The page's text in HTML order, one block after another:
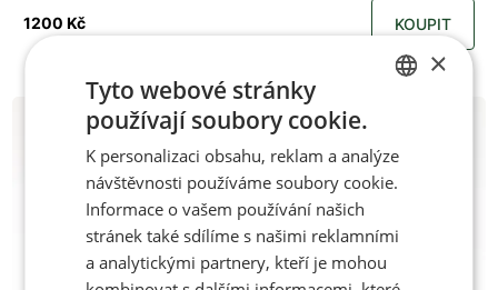
1200 Kč KOUPIT
ENGLISH
×
Tyto webové stránky
používají soubory cookie.
K personalizaci obsahu, reklam a analýze
návštěvnosti používáme soubory cookie.
Informace o vašem používání našich
stránek také sdílíme s našimi reklamními
a analytickými partnery, kteří je mohou